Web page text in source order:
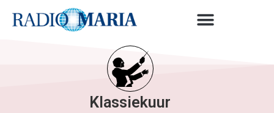
Klassiekuur